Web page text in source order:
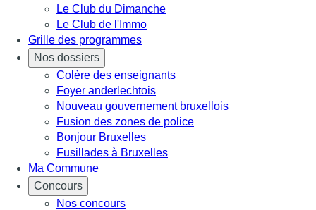
Le Club du Dimanche
Le Club de l'Immo
Grille des programmes
Nos dossiers
Colère des enseignants
Foyer anderlechtois
Nouveau gouvernement bruxellois
Fusion des zones de police
Bonjour Bruxelles
Fusillades à Bruxelles
Ma Commune
Concours
Nos concours